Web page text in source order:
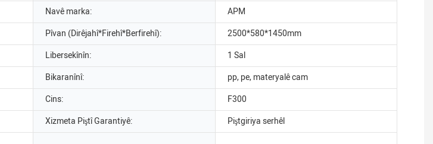
Navê marka:
APM
Pîvan (Dirêjahî*Firehî*Berfirehî):
2500*580*1450mm
Libersekînîn:
1 Sal
Bikaranînî:
pp, pe, materyalê cam
Cins:
F300
Xizmeta Piştî Garantiyê: Piştgiriya serhêl